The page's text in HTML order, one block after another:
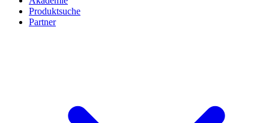
Produktsuche
Partner